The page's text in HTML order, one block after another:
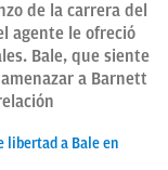
de la carrera del
agente le ofreció
Bale, que siente
a Barnett
libertad a Bale en